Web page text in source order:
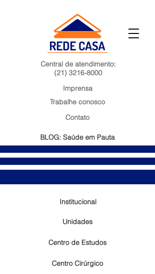
Central de atendimento:
(21) 3216-8000
Unidades
Centro Cirúrgico
Centro de Estudos
Institucional
Imprensa
Trabalhe conosco
Contato
BLOG: Saúde em Pauta